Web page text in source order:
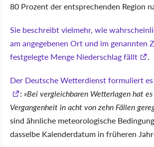
80 Prozent der entsprechenden Region
Sie beschreibt vielmehr, wie
am angegebenen Ort und im genannten
festgelegte Menge Niederschlag fällt
.
Der Deutsche Wetterdienst formuliert
: Bei vergleichbaren Wetterlagen hat
Vergangenheit in acht von zehn Fällen
sind ähnliche meteorologische
dasselbe Kalenderdatum in früheren